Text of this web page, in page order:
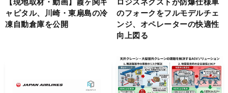
ャピタル、川崎・東扇島の冷
凍自動倉庫を公開
のフォークをフルモデルチェ
ンジ、オペレーターの快適性
向上図る